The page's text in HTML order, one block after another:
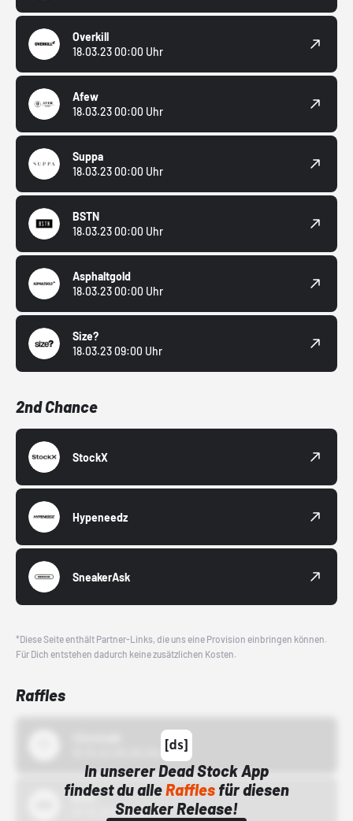
Overkill
18.03.23 00:00 Uhr
Afew
18.03.23 00:00 Uhr
Suppa
18.03.23 00:00 Uhr
BSTN
18.03.23 00:00 Uhr
Asphaltgold
18.03.23 00:00 Uhr
Size?
18.03.23 09:00 Uhr
2nd Chance
StockX
Hypeneedz
SneakerAsk
*Diese Seite enthält Partner-Links, die uns eine Provision einbringen können.
Für Dich entstehen dadurch keine zusätzlichen Kosten.
Raffles
In unserer Dead Stock App
findest du alleRafflesfür diesen
Sneaker Release!
Bstn
01.10.22 00:00 Uhr